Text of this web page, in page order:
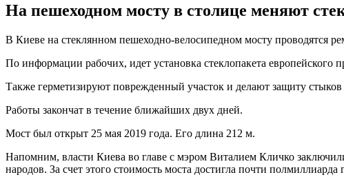
На пешеходном мосту в столице меняют
В Киеве на стеклянном пешеходно-велосипедном мосту проводятся
По информации рабочих, идет установка стеклопакета европейского
Также герметизируют поврежденный участок и делают защиту стыков
Работы закончат в течение ближайших двух дней.
Мост был открыт 25 мая 2019 года. Его длина 212 м.
Напомним, власти Киева во главе с мэром Виталием Кличко
народов. За счет этого стоимость моста достигла почти полмиллиарда